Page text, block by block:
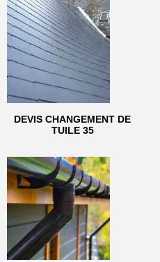
DEVIS CHANGEMENT DE
TUILE 35